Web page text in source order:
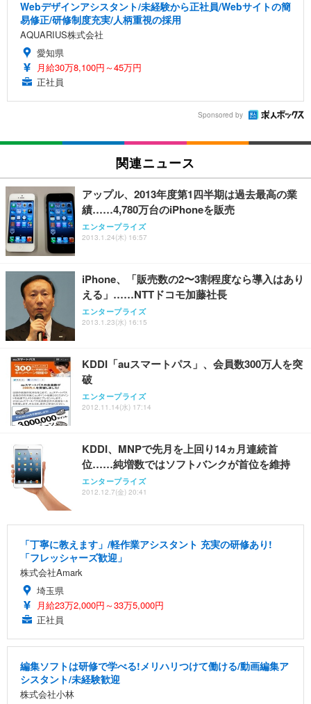
Webデザインアシスタント/未経験から正社員/Webサイトの簡
易修正/研修制度充実/人柄重視の採用
AQUARIUS株式会社
愛知県
月給30万8,100円～45万円
正社員
Sponsored by
関連ニュース
アップル、2013年度第1四半期は過去最高の業
績……4,780万台のiPhoneを販売
エンタープライズ
2013.1.24(木) 16:57
iPhone、「販売数の2〜3割程度なら導入はあり
える」……NTTドコモ加藤社長
エンタープライズ
2013.1.23(水) 16:15
KDDI「auスマートパス」、会員数300万人を突
破
エンタープライズ
2012.11.14(水) 17:14
KDDI、MNPで先月を上回り14ヵ月連続首
位……純増数ではソフトバンクが首位を維持
エンタープライズ
2012.12.7(金) 20:41
「丁寧に教えます」/軽作業アシスタント 充実の研修あり!
「フレッシャーズ歓迎」
株式会社Amark
埼玉県
月給23万2,000円～33万5,000円
正社員
編集ソフトは研修で学べる!メリハリつけて働ける/動画編集ア
シスタント/未経験歓迎
株式会社小林